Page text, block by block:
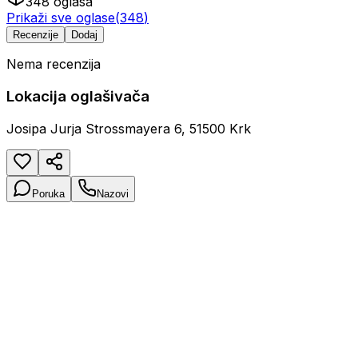
Prikaži sve oglase(348)
Recenzije Dodaj
Nema recenzija
Lokacija oglašivača
Josipa Jurja Strossmayera 6, 51500 Krk
Poruka Nazovi